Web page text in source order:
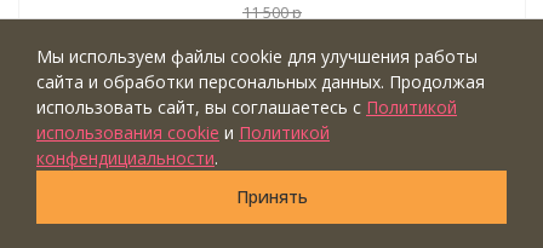
11 500р
Тип обоев: флизелиновые
Ширина рулона (м): ⟷0,68
Длина рулона (м): ↕8,2
Коллекция: Vintage Style
Бренд: KT Exclusive
Мы используем файлы cookie для улучшения работы
сайта и обработки персональных данных. Продолжая
использовать сайт, вы соглашаетесь с Политикой
использования cookie и Политикой
конфендициальности.
Принять